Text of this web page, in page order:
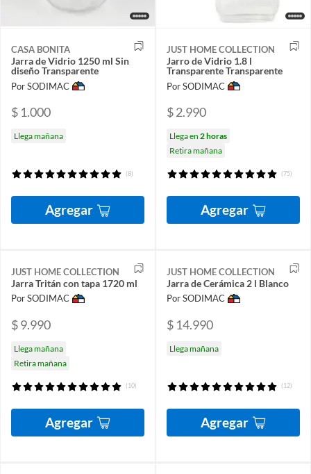
CASA BONITA
Jarra de Vidrio 1250 ml Sin
diseño Transparente
Por SODIMAC
$ 1.000
Llega mañana
(8)
Agregar
JUST HOME COLLECTION
Jarro de Vidrio 1.8 l
Transparente Transparente
Por SODIMAC
$ 2.990
Llega en 2 horas
Retira mañana
(75)
Agregar
JUST HOME COLLECTION
Jarra Tritán con tapa 1720 ml
Por SODIMAC
$ 9.990
Llega mañana
Retira mañana
(10)
Agregar
JUST HOME COLLECTION
Jarra de Cerámica 2 l Blanco
Por SODIMAC
$ 14.990
Llega mañana
(12)
Agregar